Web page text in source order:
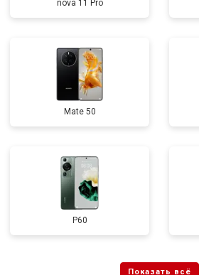
nova 11 Pro
Mate 50
P60